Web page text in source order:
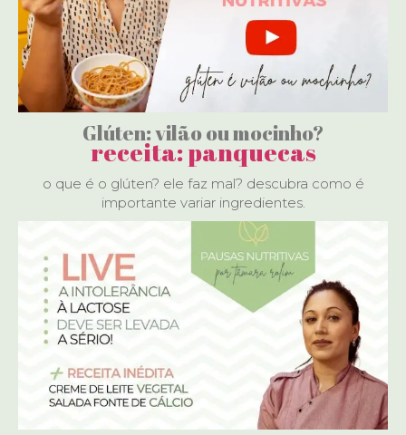
Glúten: vilão ou mocinho?
receita: panquecas
o que é o glúten? ele faz mal? descubra como é
importante variar ingredientes.